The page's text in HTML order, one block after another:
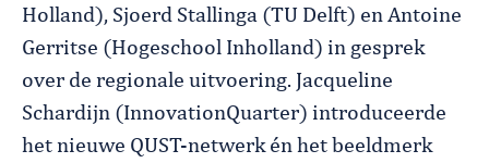
Holland), Sjoerd Stallinga (TU Delft) en Antoine
Gerritse (Hogeschool Inholland) in gesprek
over de regionale uitvoering. Jacqueline
Schardijn (InnovationQuarter) introduceerde
het nieuwe QUST-netwerk én het beeldmerk